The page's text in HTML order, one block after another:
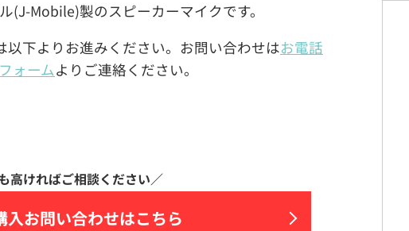
(J-Mobile)製のスピーカーマイクです。
以下よりお進みください。お問い合わせはお電話
ォームよりご連絡ください。
入お問い合わせはこちら